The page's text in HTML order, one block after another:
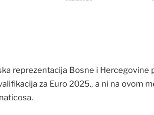
reprezentacija Bosne i Hercegovine
za Euro 2025., a ni na ovom